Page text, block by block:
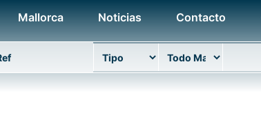
Mallorca Noticias Contacto
propiedad Tipo Área